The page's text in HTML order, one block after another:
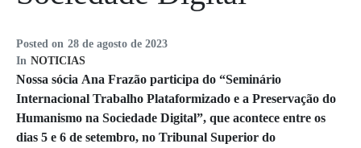
Posted on 28 de agosto de 2023
In NOTICIAS
Nossa sócia Ana Frazão participa do “Seminário
Internacional Trabalho Plataformizado e a Preservação do
Humanismo na Sociedade Digital”, que acontece entre os
dias 5 e 6 de setembro, no Tribunal Superior do